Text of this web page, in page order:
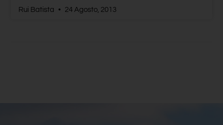
Rui Batista 24 Agosto, 2013